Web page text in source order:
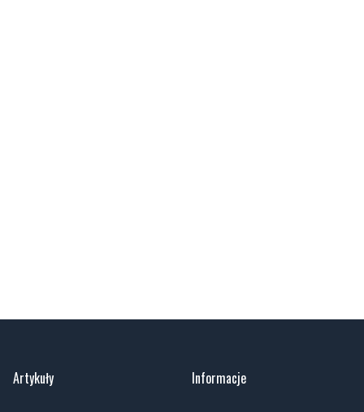
Artykuły Informacje